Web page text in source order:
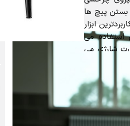
پیچ ها
ابزار
می
شارژی می